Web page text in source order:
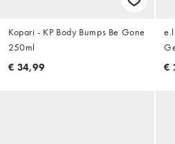
Kopari - KP Body Bumps Be Gone
250ml
€ 34,99
€